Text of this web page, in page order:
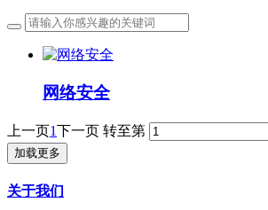
网络安全
上一页1下一页 转至第
加载更多
关于我们